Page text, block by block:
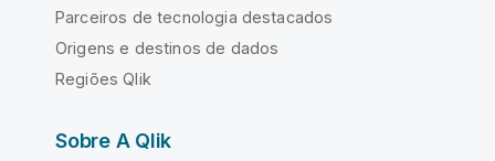
Parceiros de tecnologia destacados
Origens e destinos de dados
Regiões Qlik
Sobre A Qlik